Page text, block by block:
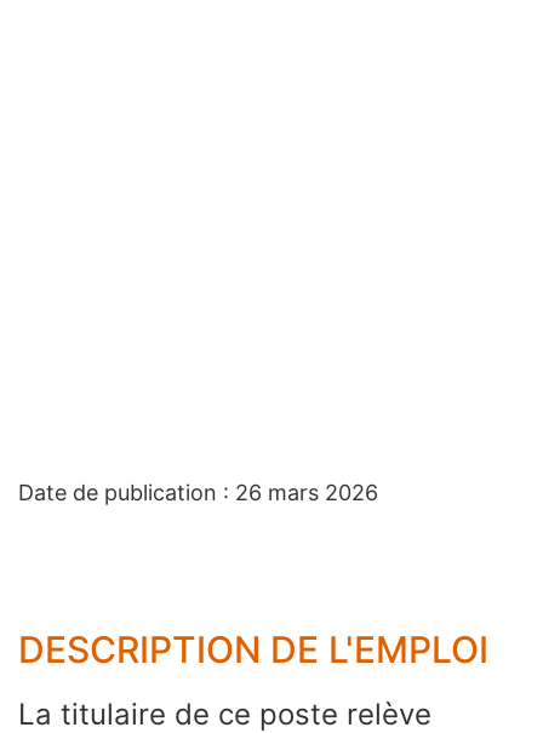
Date de publication : 26 mars 2026
DESCRIPTION DE L'EMPLOI
La titulaire de ce poste relève